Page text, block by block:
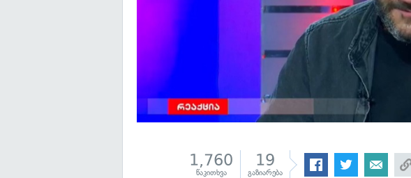
1,760
წაკითხვა
19
გაზიარება